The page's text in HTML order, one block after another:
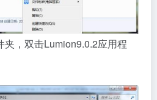
，双击Lumion9.0.2应用程